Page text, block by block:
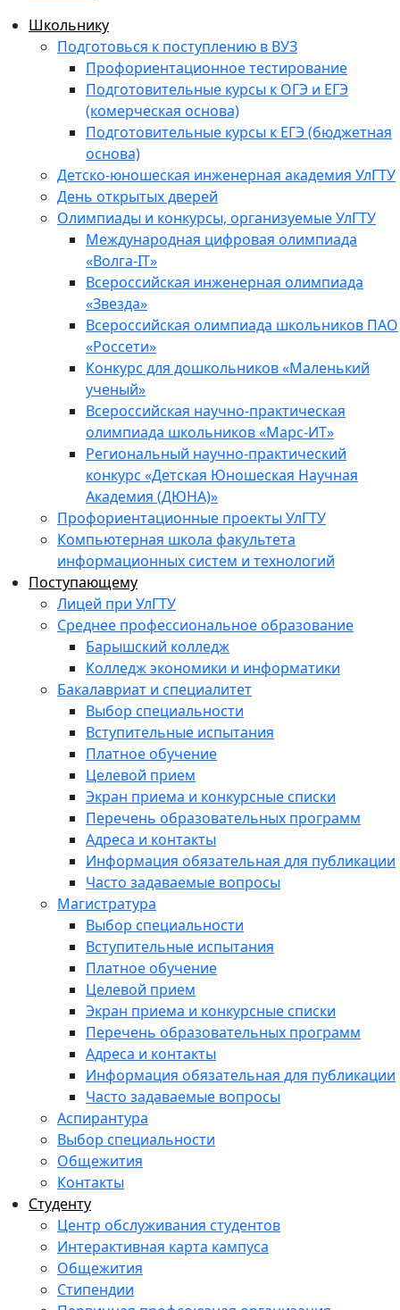
Школьнику
Подготовься к поступлению в ВУЗ
Профориентационное тестирование
Подготовительные курсы к ОГЭ и ЕГЭ
(комерческая основа)
Подготовительные курсы к ЕГЭ (бюджетная
основа)
Детско-юношеская инженерная академия УлГТУ
День открытых дверей
Олимпиады и конкурсы, организуемые УлГТУ
Международная цифровая олимпиада
«Волга-IT»
Всероссийская инженерная олимпиада
«Звезда»
Всероссийская олимпиада школьников ПАО
«Россети»
Конкурс для дошкольников «Маленький
ученый»
Всероссийская научно-практическая
олимпиада школьников «Марс-ИТ»
Региональный научно-практический
конкурс «Детская Юношеская Научная
Академия (ДЮНА)»
Профориентационные проекты УлГТУ
Компьютерная школа факультета
информационных систем и технологий
Поступающему
Лицей при УлГТУ
Среднее профессиональное образование
Барышский колледж
Колледж экономики и информатики
Бакалавриат и специалитет
Выбор специальности
Вступительные испытания
Платное обучение
Целевой прием
Экран приема и конкурсные списки
Перечень образовательных программ
Адреса и контакты
Информация обязательная для публикации
Часто задаваемые вопросы
Магистратура
Выбор специальности
Вступительные испытания
Платное обучение
Целевой прием
Экран приема и конкурсные списки
Перечень образовательных программ
Адреса и контакты
Информация обязательная для публикации
Часто задаваемые вопросы
Аспирантура
Выбор специальности
Общежития
Контакты
Студенту
Центр обслуживания студентов
Интерактивная карта кампуса
Общежития
Стипендии